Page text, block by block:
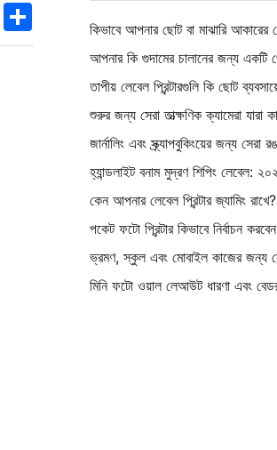
TwitterShare
কেন আপনার লেবেল প্রিন্টার জ্যামিং রাখে?